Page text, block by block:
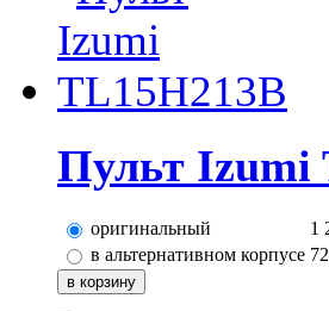
Пульт Izumi
оригинальный 1
в альтернативном корпусе